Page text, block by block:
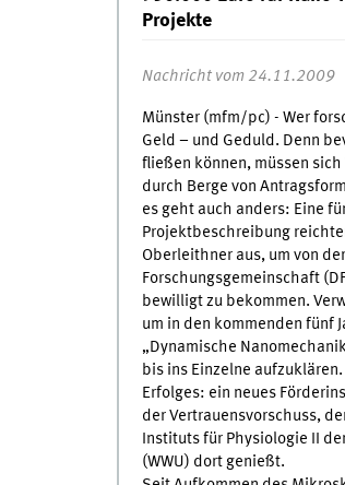
Projekte
Nachricht vom 24.11.2009
Münster (mfm/pc) - Wer
Geld – und Geduld. Denn
fließen können, müssen
durch Berge von
es geht auch anders: Eine
Projektbeschreibung
Oberleithner aus, um von
Forschungsgemeinschaft
bewilligt zu bekommen.
um in den kommenden fünf
„Dynamische
bis ins Einzelne
Erfolges: ein neues
der Vertrauensvorschuss,
Instituts für Physiologie II
(WWU) dort genießt.